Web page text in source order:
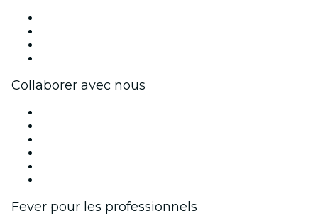
Collaborer avec nous
Fever pour les professionnels